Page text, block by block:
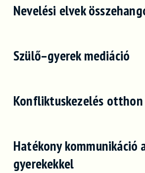
Nevelési elvek
Szülő–gyerek mediáció
Konfliktuskezelés otthon
Hatékony kommunikáció
gyerekekkel